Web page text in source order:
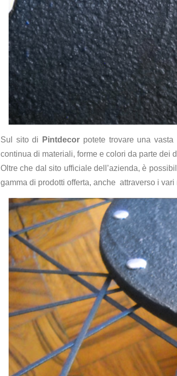
Sul sito di Pintdecor potete trovare una
continua di materiali, forme e colori da parte dei
Oltre che dal sito ufficiale dell’azienda, è
gamma di prodotti offerta, anche attraverso i